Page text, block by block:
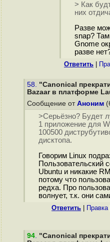
> Как
них
Разве
snap?
Gnome
разве
Ответить
58. "Canonical
Bazaar в платформе
Сообщение от Аноним
>Серьёзно? Будет
1 приложение для
100500
дисктопа.
Говорим Linux
Пользовательский
Ubuntu и никакие
потому что
редха. Про
волнует, т.к. они
Ответить Правка|
94. "Canonical